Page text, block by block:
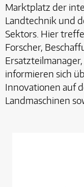
Marktplatz der
Landtechnik und
Sektors. Hier
Forscher,
informieren sich
Innovationen auf
Landmaschinen